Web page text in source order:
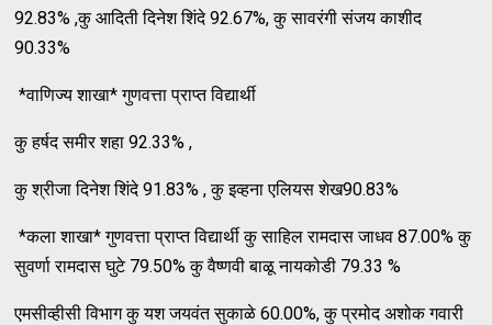
92.83% ,कु आदिती दिनेश शिंदे 92.67%, कु सावरंगी संजय काशीद
90.33%
*वाणिज्य शाखा* गुणवत्ता प्राप्त विद्यार्थी
कु हर्षद समीर शहा 92.33% ,
कु श्रीजा दिनेश शिंदे 91.83% , कु इव्हना एलियस शेख90.83%
*कला शाखा* गुणवत्ता प्राप्त विद्यार्थी कु साहिल रामदास जाधव 87.00% कु
सुवर्णा रामदास घुटे 79.50% कु वैष्णवी बाळू नायकोडी 79.33 %
एमसीव्हीसी विभाग कु यश जयवंत सुकाळे 60.00%, कु प्रमोद अशोक गवारी